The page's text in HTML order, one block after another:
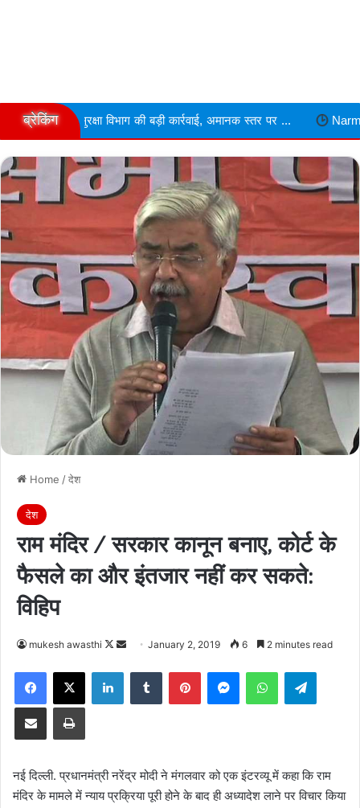
ब्रेकिंग
की बड़ी कार्रवाई, अमानक स्तर पर ... Narmdapuram चरित्र
Home /देश
देश
राम मंदिर / सरकार कानून बनाए, कोर्ट के
फैसले का और इंतजार नहीं कर सकते:
विहिप
mukesh awasthi
Follow
Send
email
January 2, 2019 6 2 minutes read
Facebook
X LinkedInTumblr PinterestMessengerWhatsApp
Share via Email Print
नई दिल्ली. प्रधानमंत्री नरेंद्र मोदी ने मंगलवार को एक इंटरव्यू में कहा कि राम
मंदिर के मामले में न्याय प्रक्रिया पूरी होने के बाद ही अध्यादेश लाने पर विचार किया